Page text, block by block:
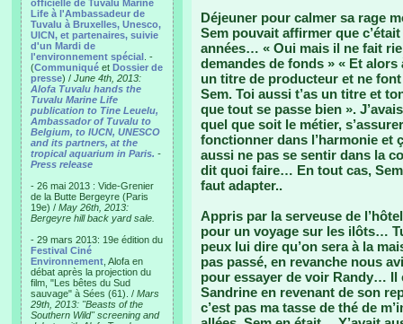
officielle de Tuvalu Marine
Life à l'Ambassadeur de
Tuvalu à Bruxelles, Unesco,
UICN, et partenaires, suivie
d'un Mardi de
l'environnement spécial . -
(Communiqué et Dossier de
presse) / June 4th, 2013:
Alofa Tuvalu hands the
Tuvalu Marine Life
publication to Tine Leuelu,
Ambassador of Tuvalu to
Belgium, to IUCN, UNESCO
and its partners, at the
tropical aquarium in Paris. -
Press release
- 26 mai 2013 : Vide-Grenier
de la Butte Bergeyre (Paris
19e) / May 26th, 2013:
Bergeyre hill back yard sale.
- 29 mars 2013: 19e édition du
Festival Ciné
Environnement , Alofa en
débat après la projection du
film, "Les bêtes du Sud
sauvage" à Sées (61). / Mars
29th, 2013: "Beasts of the
Southern Wild" screening and
Déjeuner pour calmer sa rage
Sem pouvait affirmer que
années… « Oui mais il ne fait
demandes de fonds » « Et
un titre de producteur et ne
Sem. Toi aussi t’as un titre et
que tout se passe bien ».
quel que soit le métier,
fonctionner dans l’harmonie et
aussi ne pas se sentir dans la
dit quoi faire… En tout cas,
faut adapter..
Appris par la serveuse de
pour un voyage sur les ilôts…
peux lui dire qu’on sera à la
pas passé, en revanche nous
pour essayer de voir Randy… Il
Sandrine en revenant de son
c’est pas ma tasse de thé de